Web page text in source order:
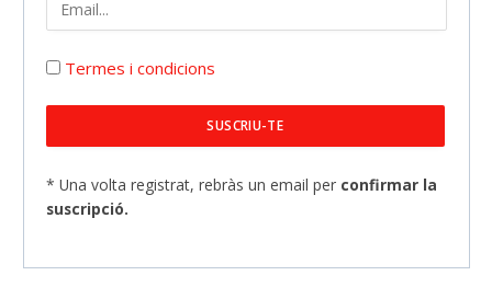
Termes i condicions
* Una volta registrat, rebràs un email per confirmar la
suscripció.